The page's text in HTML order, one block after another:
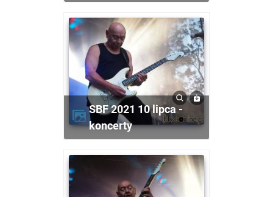
SBF 2021 10 lipca -
koncerty